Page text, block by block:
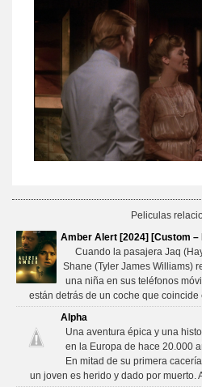
Peliculas
Amber Alert [2024] [Custom –
Cuando la pasajera Jaq
Shane (Tyler James Williams)
una niña en sus teléfonos
están detrás de un coche que
Alpha
Una aventura épica y una
en la Europa de hace 20.000
En mitad de su primera
un joven es herido y dado por muerto.